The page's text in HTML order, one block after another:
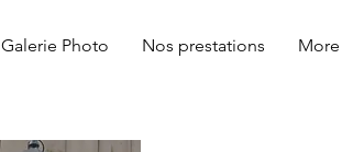
Galerie Photo Nos prestations More